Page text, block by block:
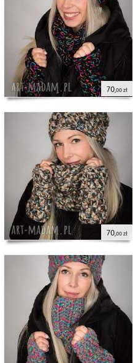
70,00 zł
70,00 zł